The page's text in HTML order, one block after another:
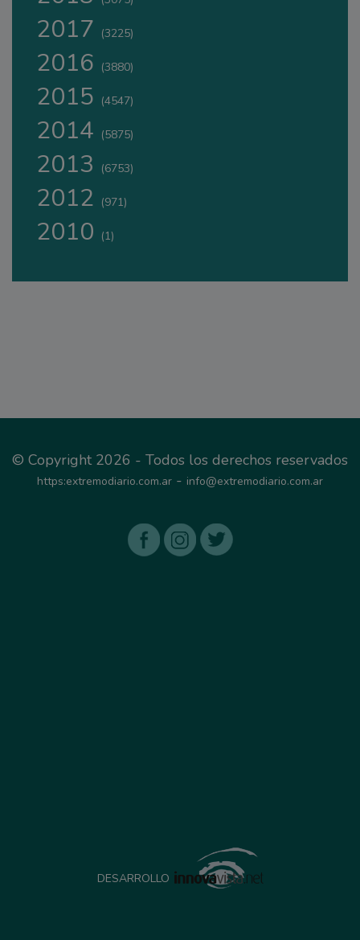
2017 (3225)
2016 (3880)
2015 (4547)
2014 (5875)
2013 (6753)
2012 (971)
2010 (1)
© Copyright 2026 - Todos los derechos reservados
https:extremodiario.com.ar - info@extremodiario.com.ar
DESARROLLO